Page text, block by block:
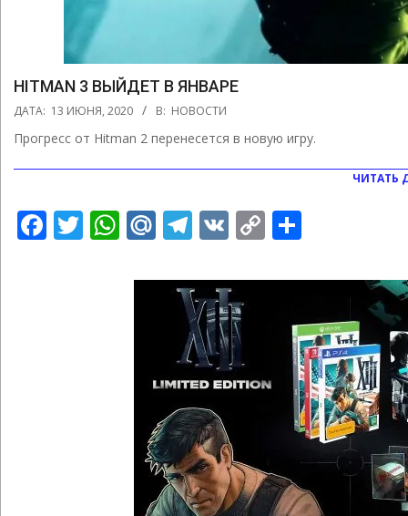
HITMAN 3 ВЫЙДЕТ В ЯНВАРЕ
2020-
13
ДАТА: 13 ИЮНЯ, 2020 В: НОВОСТИ
Прогресс от Hitman 2 перенесется в новую игру.
ЧИТАТЬ
Facebook
Twitter
WhatsApp
Mail.Ru
Telegram
VK Copy